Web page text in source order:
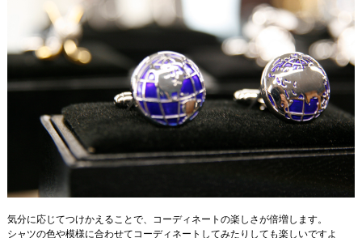
気分に応じてつけかえることで、コーディネートの楽しさが倍増します。
シャツの色や模様に合わせてコーディネートしてみたりしても楽しいですよ